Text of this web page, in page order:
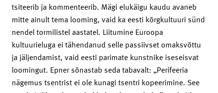
tsiteerib ja kommenteerib. Mägi elukäigu kaudu avaneb
mitte ainult tema looming, vaid ka eesti kõrgkultuuri sünd
nendel tormilistel aastatel. Liitumine Euroopa
kultuurieluga ei tähendanud selle passiivset omaksvõttu
ja jäljendamist, vaid eesti parimate kunstnike iseseisvat
loomingut. Epner sõnastab seda tabavalt: „Perifeeria
nägemus tsentrist ei ole kunagi tsentri kopeerimine. See